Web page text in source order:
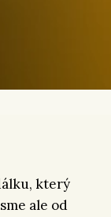
který
ale od